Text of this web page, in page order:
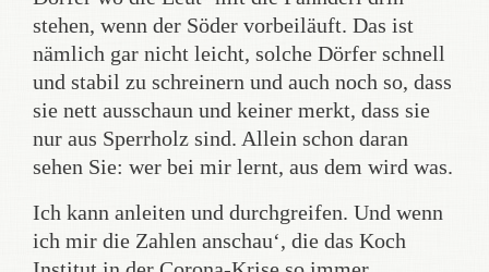
stehen, wenn der Söder vorbeiläuft. Das ist
nämlich gar nicht leicht, solche Dörfer schnell
und stabil zu schreinern und auch noch so, dass
sie nett ausschaun und keiner merkt, dass sie
nur aus Sperrholz sind. Allein schon daran
sehen Sie: wer bei mir lernt, aus dem wird was.
Ich kann anleiten und durchgreifen. Und wenn
ich mir die Zahlen anschau‘, die das Koch